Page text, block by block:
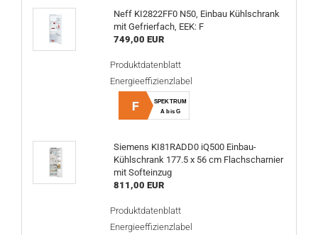
Neff KI2822FF0 N50, Einbau Kühlschrank
mit Gefrierfach, EEK: F
749,00 EUR
Produktdatenblatt
Energieeffizienzlabel
F
SPEKTRUM
A bis G
Siemens KI81RADD0 iQ500 Einbau-
Kühlschrank 177.5 x 56 cm Flachscharnier
mit Softeinzug
811,00 EUR
Produktdatenblatt
Energieeffizienzlabel